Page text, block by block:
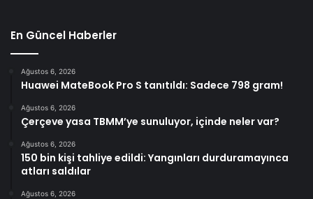
En Güncel Haberler
Ağustos 6, 2026
Huawei MateBook Pro S tanıtıldı: Sadece 798 gram!
Ağustos 6, 2026
Çerçeve yasa TBMM’ye sunuluyor, içinde neler var?
Ağustos 6, 2026
150 bin kişi tahliye edildi: Yangınları durduramayınca
atları saldılar
Ağustos 6, 2026